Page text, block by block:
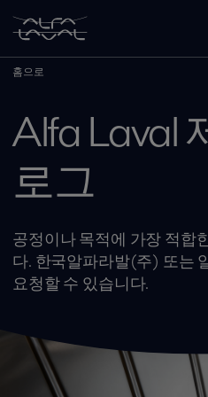
홈으로
Alfa Laval
로그
공정이나 목적에 가장 적합
다. 한국알파라발(주) 또는
요청할 수 있습니다.